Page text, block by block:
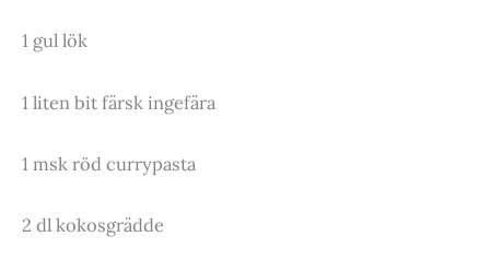
1 gul lök
1 liten bit färsk ingefära
1 msk röd currypasta
2 dl kokosgrädde